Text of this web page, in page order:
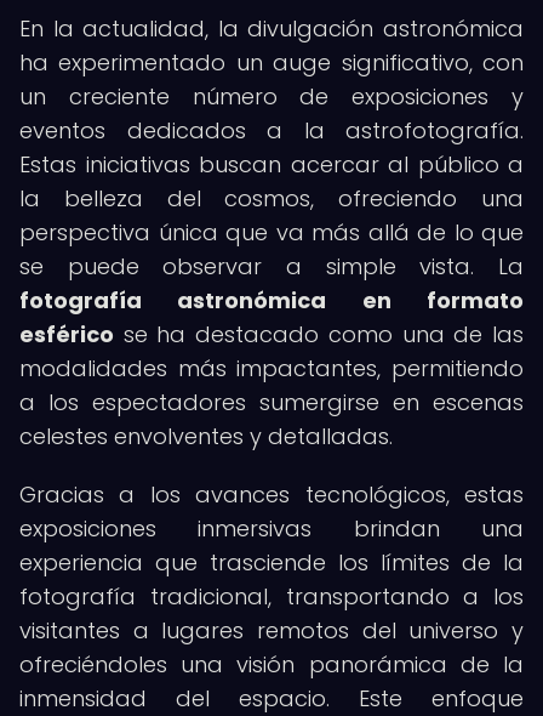
En la actualidad, la divulgación astronómica
ha experimentado un auge significativo, con
un creciente número de exposiciones y
eventos dedicados a la astrofotografía.
Estas iniciativas buscan acercar al público a
la belleza del cosmos, ofreciendo una
perspectiva única que va más allá de lo que
se puede observar a simple vista. La
fotografía astronómica en formato
esférico se ha destacado como una de las
modalidades más impactantes, permitiendo
a los espectadores sumergirse en escenas
celestes envolventes y detalladas.
Gracias a los avances tecnológicos, estas
exposiciones inmersivas brindan una
experiencia que trasciende los límites de la
fotografía tradicional, transportando a los
visitantes a lugares remotos del universo y
ofreciéndoles una visión panorámica de la
inmensidad del espacio. Este enfoque